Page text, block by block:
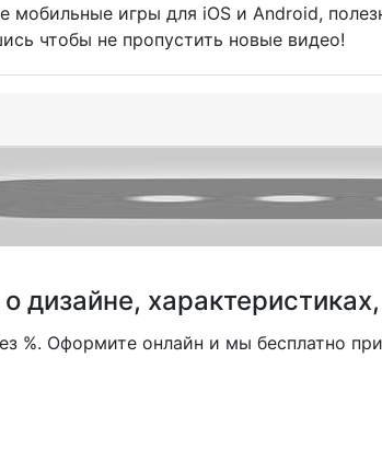
мобильные игры для iOS и Android,
чтобы не пропустить новые видео!
дизайне,
%. Оформите онлайн и мы бесплатно